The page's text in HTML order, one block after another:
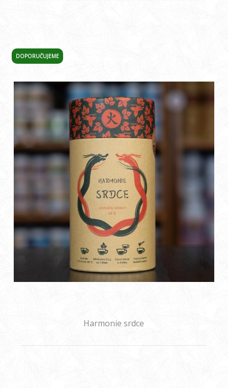
DOPORUČUJEME
Harmonie srdce